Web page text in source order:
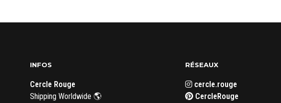
INFOS
Cercle Rouge
Shipping Worldwide 🌎
RÉSEAUX
cercle.rouge
CercleRouge